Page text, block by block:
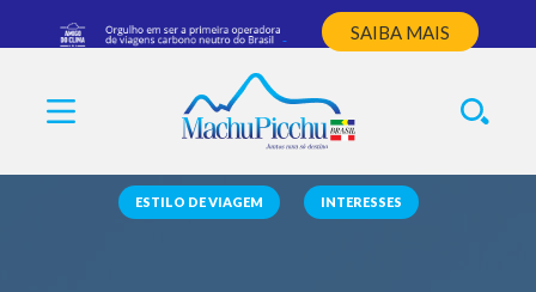
SAIBA MAIS
ESTILO DE VIAGEM INTERESSES